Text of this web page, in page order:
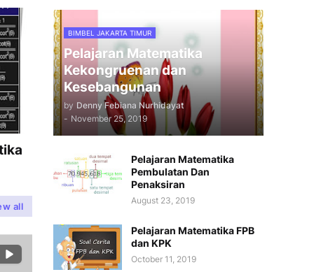
all
BIMBEL JAKARTA TIMUR
Pelajaran Matematika
Kekongruenan dan
Kesebangunan
by Denny Febiana Nurhidayat
- November 25, 2019
Pelajaran Matematika
Pembulatan Dan
Penaksiran
August 23, 2019
Pelajaran Matematika FPB
dan KPK
October 11, 2019